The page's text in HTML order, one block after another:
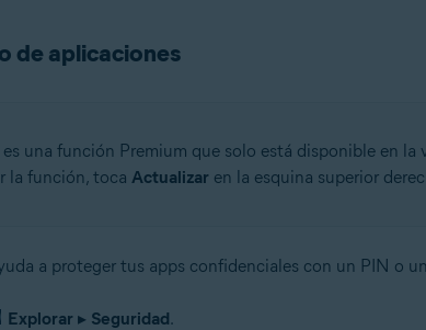
de aplicaciones
una función Premium que solo está disponible en
la función, toca Actualizar en la esquina superior
a proteger tus apps confidenciales con un PIN o
Explorar ▸ Seguridad.